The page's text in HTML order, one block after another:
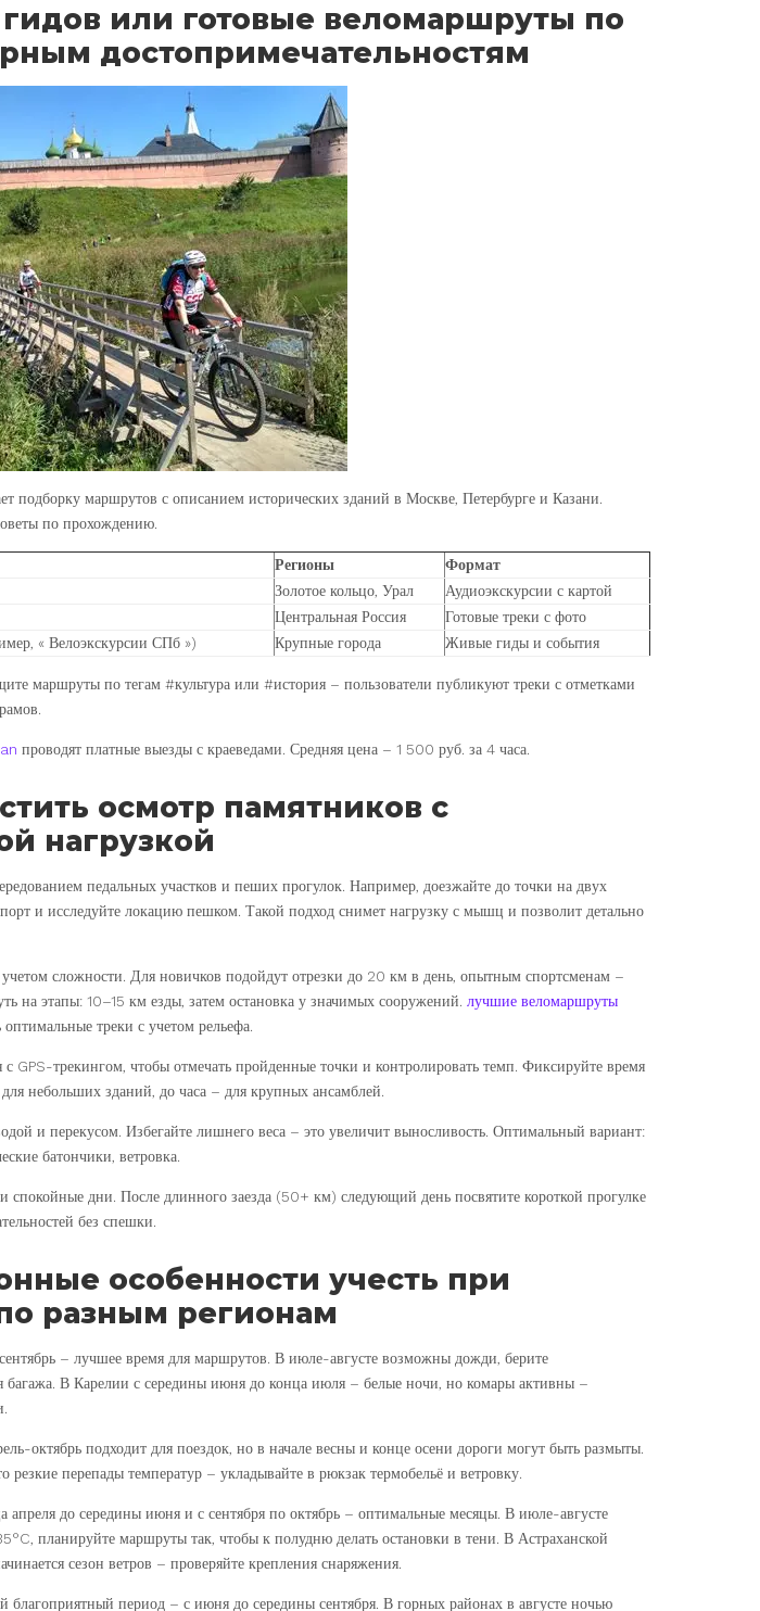
гидов или готовые веломаршруты по
достопримечательностям
подборку маршрутов с описанием исторических зданий в Москве, Петербурге и Казани.
по прохождению.
Регионы
Формат
Золотое кольцо, Урал
Аудиоэкскурсии с картой
Центральная Россия
Готовые треки с фото
« Велоэкскурсии СПб »)
Крупные города Живые гиды и события
маршруты по тегам #культура или #история – пользователи публикуют треки с отметками
проводят платные выезды с краеведами. Средняя цена – 1 500 руб. за 4 часа.
осмотр памятников с
нагрузкой
педальных участков и пеших прогулок. Например, доезжайте до точки на двух
и исследуйте локацию пешком. Такой подход снимет нагрузку с мышц и позволит детально
сложности. Для новичков подойдут отрезки до 20 км в день, опытным спортсменам –
на этапы: 10–15 км езды, затем остановка у значимых сооружений.лучшие веломаршруты
треки с учетом рельефа.
GPS-трекингом, чтобы отмечать пройденные точки и контролировать темп. Фиксируйте время
небольших зданий, до часа – для крупных ансамблей.
и перекусом. Избегайте лишнего веса – это увеличит выносливость. Оптимальный вариант:
батончики, ветровка.
спокойные дни. После длинного заезда (50+ км) следующий день посвятите короткой прогулке
без спешки.
особенности учесть при
разным регионам
– лучшее время для маршрутов. В июле-августе возможны дожди, берите
багажа. В Карелии с середины июня до конца июля – белые ночи, но комары активны –
октябрь подходит для поездок, но в начале весны и конце осени дороги могут быть размыты.
резкие перепады температур – укладывайте в рюкзак термобельё и ветровку.
апреля до середины июня и с сентября по октябрь – оптимальные месяцы. В июле-августе
планируйте маршруты так, чтобы к полудню делать остановки в тени. В Астраханской
сезон ветров – проверяйте крепления снаряжения.
благоприятный период – с июня до середины сентября. В горных районах в августе ночью